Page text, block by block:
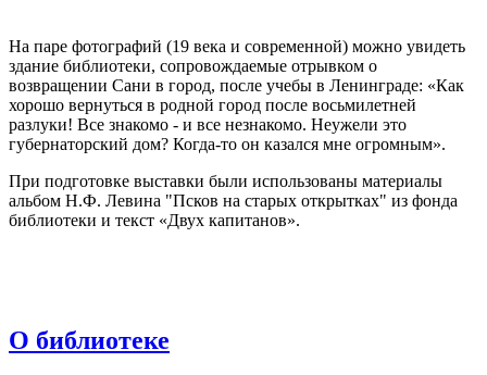
На паре фотографий (19 века и современной) можно увидеть
здание библиотеки, сопровождаемые отрывком о
возвращении Сани в город, после учебы в Ленинграде: «Как
хорошо вернуться в родной город после восьмилетней
разлуки! Все знакомо - и все незнакомо. Неужели это
губернаторский дом? Когда-то он казался мне огромным».
При подготовке выставки были использованы материалы
альбом Н.Ф. Левина "Псков на старых открытках" из фонда
библиотеки и текст «Двух капитанов».
О библиотеке